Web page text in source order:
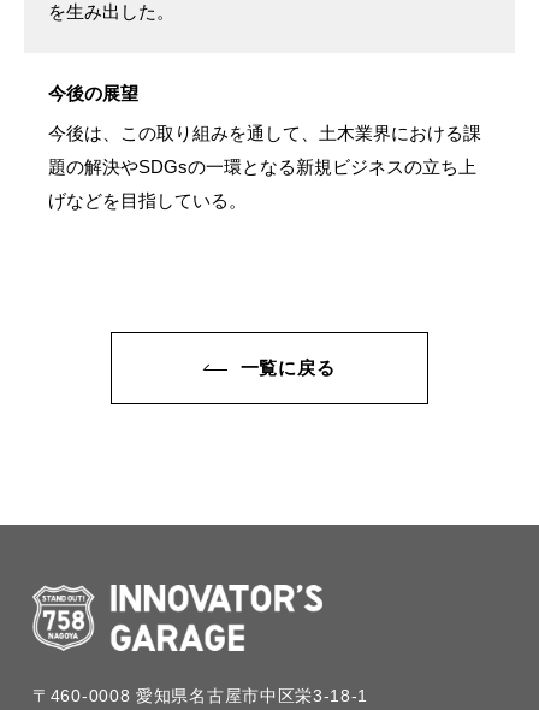
を生み出した。
今後の展望
今後は、この取り組みを通して、土木業界における課
題の解決やSDGsの一環となる新規ビジネスの立ち上
げなどを目指している。
一覧に戻る
〒460-0008 愛知県名古屋市中区栄3-18-1